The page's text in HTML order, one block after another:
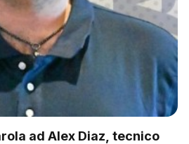
ad Alex Diaz, tecnico